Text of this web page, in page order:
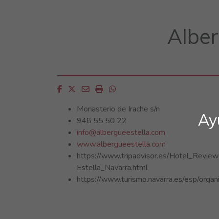
FacebookTwitter
EmailImprimirWhatsapp
Monasterio de Irache s/n
948 55 50 22
info@albergueestella.com
www.albergueestella.com
https://www.tripadvisor.es/
Estella_Navarra.html
https://www.turismo.navarra.es/esp/